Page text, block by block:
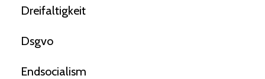
Dreifaltigkeit
Dsgvo
Endsocialism